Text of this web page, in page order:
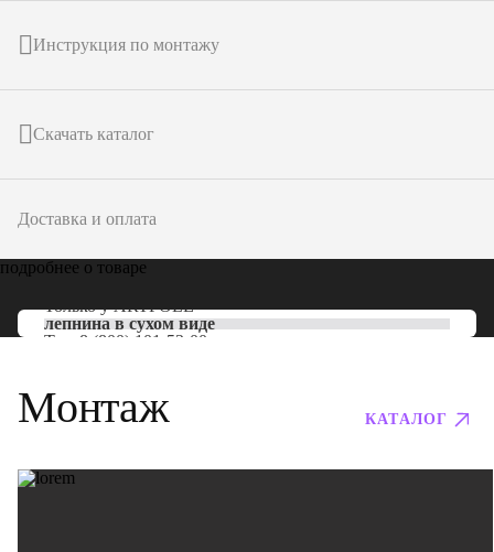
Инструкция по монтажу
Скачать каталог
Доставка и оплата
подробнее о товаре
Только уARTPOLE
лепнина в сухом виде
Тел: 8 (800) 101-53-00
Монтаж КАТАЛОГ